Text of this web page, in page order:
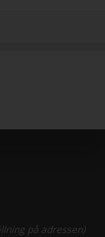
på adressen)